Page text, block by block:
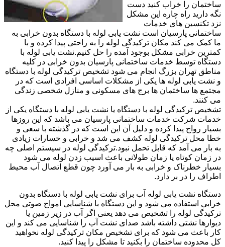
ساختمان را خراب کنید دست
نگه دارید راه چاره این مشکل
نزد تکنسین های خدمات
ساختمانی پارسیان است نشت یابی لوله با دستگاه بدون خرابی به
ما کمک می کند مکان ترکیدگی لوله را به راحتی پیدا کرده و با
کمترین خرابی مشکل بوجود آمده را حل کنیم.نشت یابی لوله با
دستگاه توسط خدمات ساختمانی پارسیان بدون خرابی در کلیه
مناطق تهران بزرگ انجام می شود تشخیص ترکیدگی لوله با دستگاه
و نشت یابی لوله ها یکی از مشکلات اساسی افرادی است که در
مجتمع ها ساختمان ها برج های مسکونی و منازل شخصی زندگی
می کنند.
تشخیص ترکیدگی لوله با دستگاه یا نشت یابی لوله با دستگاه یکی از
خدمات شرکت خدمات ساختمانی پارسیان می باشد که این روزها
بسیار رواج پیدا کرده و دلیل آن این است که در گذشته با سعی و
خطا محل ترکیدگی لوله کشف می شد و خرابی و خسارات زیادی
به بار می آمد که قابل تحمل نبود.ترکیدگی لوله در سیستم اصلی چه
در زمان کوتاه یا زمان طولانی باعث اسیب زدن لوله می شود
بسیار خطرناک و خرابی به بار می آورد چون قطع اتصال آب محیط
اطراف را در بر دارد.
دستگاه نشت یابی لوله آب برای نشت یابی لوله با دستگاه بدون
خرابی استفاده می شود و این دستگاه با شناسایی امواج صوتی محل
ترکیدگی لوله را تشخیص می دهد یعنی اگر آب در زیر زمین یا
دیوارها نشتی داشته باشد صدای نشت آب را شناسایی می کند و این
کار باعث می شود که برای تشخیص مکان ترکیدگی لوله نخواهید
کل محدوده ساختمان را بکنید تا مشکل را پیدا کنید.